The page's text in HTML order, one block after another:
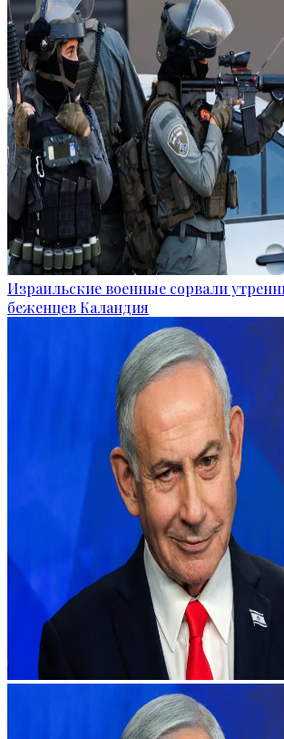
Израильские военные сорвали
беженцев Каландия